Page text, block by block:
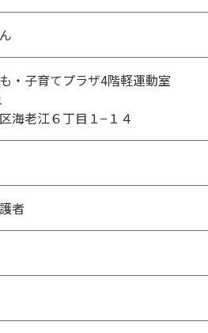
・子育てプラザ4階軽運動室
海老江６丁目１−１４
者